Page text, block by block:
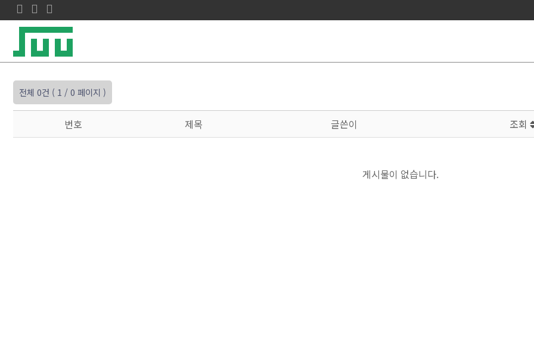
전체 0건 ( 1 / 0 페이지 )
번호 제목 글쓴이 조회
게시물이 없습니다.